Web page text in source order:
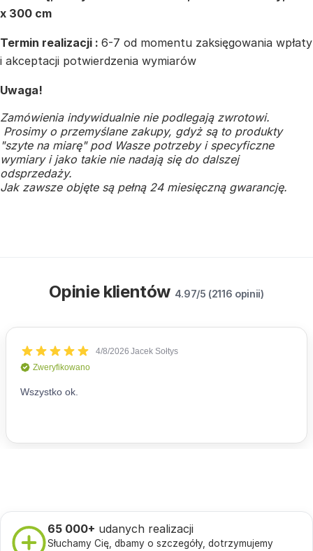
x 300 cm
Termin realizacji : 6-7 od momentu zaksięgowania wpłaty
i akceptacji potwierdzenia wymiarów
Uwaga!
Zamówienia indywidualnie nie podlegają zwrotowi.
Prosimy o przemyślane zakupy, gdyż są to produkty
"szyte na miarę" pod Wasze potrzeby i specyficzne
wymiary i jako takie nie nadają się do dalszej
odsprzedaży.
Jak zawsze objęte są pełną 24 miesięczną gwarancję.
Opinie klientów 4.97/5 (2116 opinii)
65 000+ udanych realizacji
Słuchamy Cię, dbamy o szczegóły, dotrzymujemy